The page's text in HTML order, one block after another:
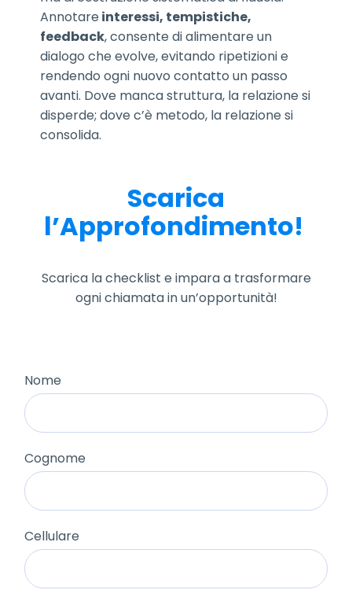
Annotare interessi, tempistiche,
feedback, consente di alimentare un
dialogo che evolve, evitando ripetizioni e
rendendo ogni nuovo contatto un passo
avanti. Dove manca struttura, la relazione si
disperde; dove c’è metodo, la relazione si
consolida.
Scarica
l’Approfondimento!
Scarica la checklist e impara a trasformare
ogni chiamata in un’opportunità!
Nome
Cognome
Cellulare